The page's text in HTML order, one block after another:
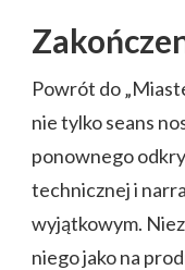
Powrót do
nie tylko seans
ponownego
technicznej i
wyjątkowym.
niego jako na